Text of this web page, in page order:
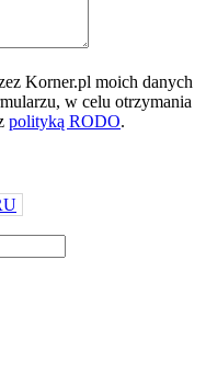
Korner.pl moich danych
w celu otrzymania
polityką RODO.